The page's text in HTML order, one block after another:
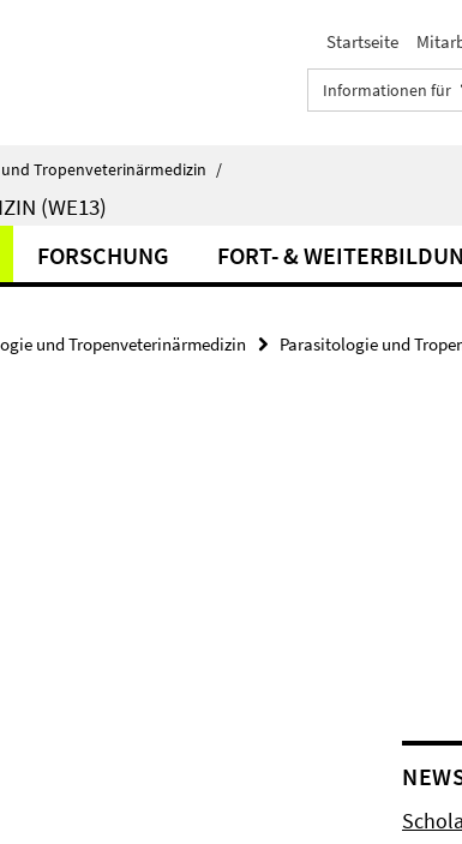
Startseite
Informationen für
Tropenveterinärmedizin /
(WE13)
FORSCHUNG FORT- &
und Tropenveterinärmedizin Parasitologie und